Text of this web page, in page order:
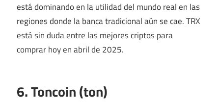
está dominando en la utilidad del mundo real en las
regiones donde la banca tradicional aún se cae. TRX
está sin duda entre las mejores criptos para
comprar hoy en abril de 2025.
6. Toncoin (ton)